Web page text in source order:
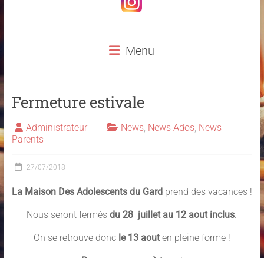
Menu
Fermeture estivale
Administrateur News, News Ados, News
Parents
27/07/2018
La Maison Des Adolescents du Gardprend des vacances !
Nous seront fermés du 28 juillet au 12 aout inclus.
On se retrouve donc le 13 aouten pleine forme !